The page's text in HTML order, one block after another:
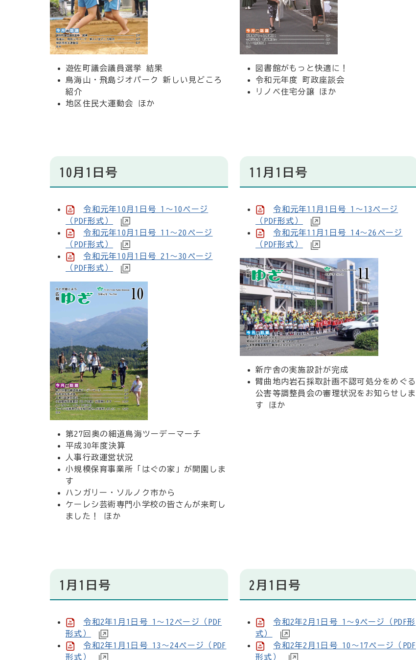
遊佐町議会議員選挙 結果
鳥海山・飛島ジオパーク 新しい見どころ
紹介
地区住民大運動会 ほか
図書館がもっと快適に！
令和元年度 町政座談会
リノベ住宅分譲 ほか
10月1日号
令和元年10月1日号 1～10ページ
（PDF形式）
令和元年10月1日号 11～20ページ
（PDF形式）
令和元年10月1日号 21～30ページ
（PDF形式）
第27回奥の細道鳥海ツーデーマーチ
平成30年度決算
人事行政運営状況
小規模保育事業所「はぐの家」が開園しま
す
ハンガリー・ソルノク市から
ケーレシ芸術専門小学校の皆さんが来町し
ました！ ほか
11月1日号
令和元年11月1日号 1～13ページ
（PDF形式）
令和元年11月1日号 14～26ページ
（PDF形式）
新庁舎の実施設計が完成
臂曲地内岩石採取計画不認可処分をめぐる
公害等調整員会の審理状況をお知らせしま
す ほか
1月1日号
令和2年1月1日号 1～12ページ（PDF
形式）
令和2年1月1日号 13～24ページ（PDF
形式）
2月1日号
令和2年2月1日号 1～9ページ（PDF形
式）
令和2年2月1日号 10～17ページ（PDF
形式）